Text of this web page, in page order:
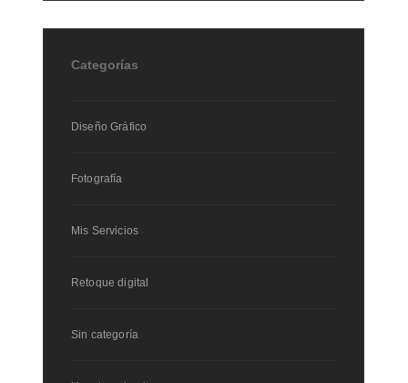
Categorías
Diseño Gráfico
Fotografía
Mis Servicios
Retoque digital
Sin categoría